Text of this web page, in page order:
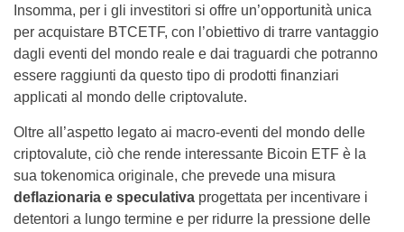
Insomma, per i gli investitori si offre un’opportunità unica
per acquistare BTCETF, con l’obiettivo di trarre vantaggio
dagli eventi del mondo reale e dai traguardi che potranno
essere raggiunti da questo tipo di prodotti finanziari
applicati al mondo delle criptovalute.
Oltre all’aspetto legato ai macro-eventi del mondo delle
criptovalute, ciò che rende interessante Bicoin ETF è la
sua tokenomica originale, che prevede una misura
deflazionaria e speculativa progettata per incentivare i
detentori a lungo termine e per ridurre la pressione delle